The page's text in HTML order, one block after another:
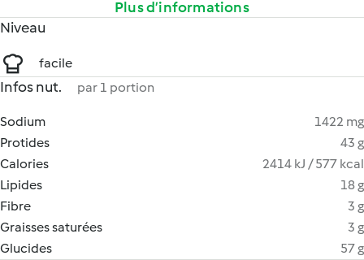
Plus d’informations
Niveau
facile
Infos nut. par 1 portion
Sodium
1422 mg
Protides
43 g
Calories
2414 kJ / 577 kcal
Lipides
18 g
Fibre
3 g
Graisses saturées
3 g
Glucides
57 g